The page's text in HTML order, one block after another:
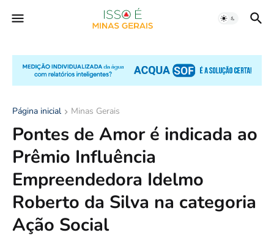
Página inicial Minas Gerais
Pontes de Amor é indicada ao
Prêmio Influência
Empreendedora Idelmo
Roberto da Silva na categoria
Ação Social